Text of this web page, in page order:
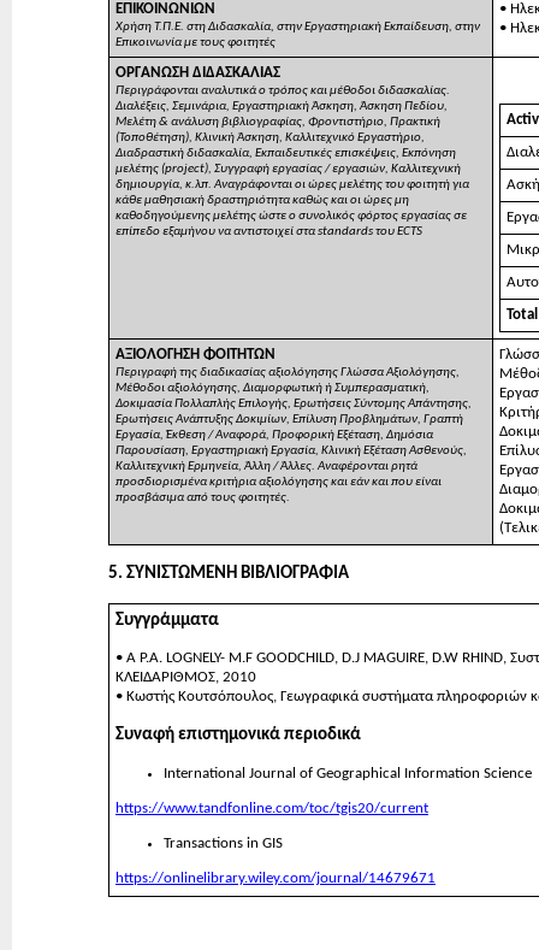
ΕΠΙΚΟΙΝΩΝΙΩΝ
Χρήση Τ.Π.Ε. στη Διδασκαλία, στην Εργαστηριακή Εκπαίδευση, στην
Επικοινωνία με τους φοιτητές
•
•
ΟΡΓΑΝΩΣΗ ΔΙΔΑΣΚΑΛΙΑΣ
Περιγράφονται αναλυτικά ο τρόπος και μέθοδοι διδασκαλίας.
Διαλέξεις, Σεμινάρια, Εργαστηριακή Άσκηση, Άσκηση Πεδίου,
Μελέτη & ανάλυση βιβλιογραφίας, Φροντιστήριο, Πρακτική
(Τοποθέτηση), Κλινική Άσκηση, Καλλιτεχνικό Εργαστήριο,
Διαδραστική διδασκαλία, Εκπαιδευτικές επισκέψεις, Εκπόνηση
μελέτης (project), Συγγραφή εργασίας / εργασιών, Καλλιτεχνική
δημιουργία, κ.λπ. Αναγράφονται οι ώρες μελέτης του φοιτητή για
κάθε μαθησιακή δραστηριότητα καθώς και οι ώρες μη
καθοδηγούμενης μελέτης ώστε ο συνολικός φόρτος εργασίας σε
επίπεδο εξαμήνου να αντιστοιχεί στα standards του ECTS
Total
ΑΞΙΟΛΟΓΗΣΗ ΦΟΙΤΗΤΩΝ
Περιγραφή της διαδικασίας αξιολόγησης Γλώσσα Αξιολόγησης,
Μέθοδοι αξιολόγησης, Διαμορφωτική ή Συμπερασματική,
Δοκιμασία Πολλαπλής Επιλογής, Ερωτήσεις Σύντομης Απάντησης,
Ερωτήσεις Ανάπτυξης Δοκιμίων, Επίλυση Προβλημάτων, Γραπτή
Εργασία, Έκθεση / Αναφορά, Προφορική Εξέταση, Δημόσια
Παρουσίαση, Εργαστηριακή Εργασία, Κλινική Εξέταση Ασθενούς,
Καλλιτεχνική Ερμηνεία, Άλλη / Άλλες. Αναφέρονται ρητά
προσδιορισμένα κριτήρια αξιολόγησης και εάν και που είναι
προσβάσιμα από τους φοιτητές.
5. ΣΥΝΙΣΤΩΜΕΝΗ ΒΙΒΛΙΟΓΡΑΦΙΑ
Συγγράμματα
• A P.A. LOGNELY- M.F GOODCHILD, D.J MAGUIRE, D.W RHIND,
ΚΛΕΙΔΑΡΙΘΜΟΣ, 2010
• Κωστής Κουτσόπουλος, Γεωγραφικά συστήματα πληροφοριών
Συναφή επιστημονικά περιοδικά
International Journal of Geographical Information Science
https://www.tandfonline.com/toc/tgis20/current
Transactions in GIS
https://onlinelibrary.wiley.com/journal/14679671